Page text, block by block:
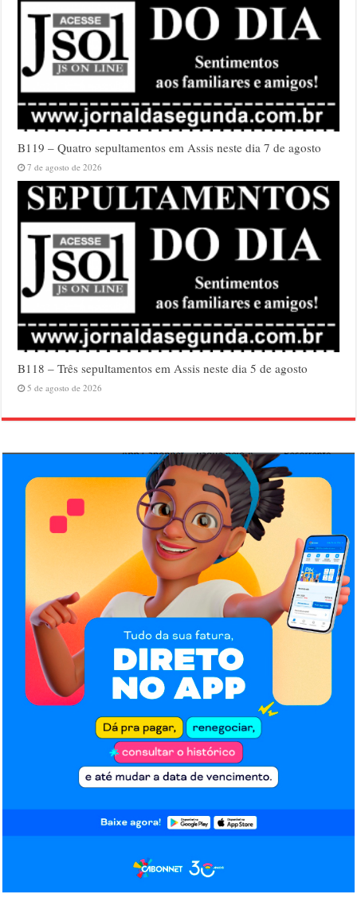
B119 – Quatro sepultamentos em Assis neste dia 7 de agosto
7 de agosto de 2026
B118 – Três sepultamentos em Assis neste dia 5 de agosto
5 de agosto de 2026